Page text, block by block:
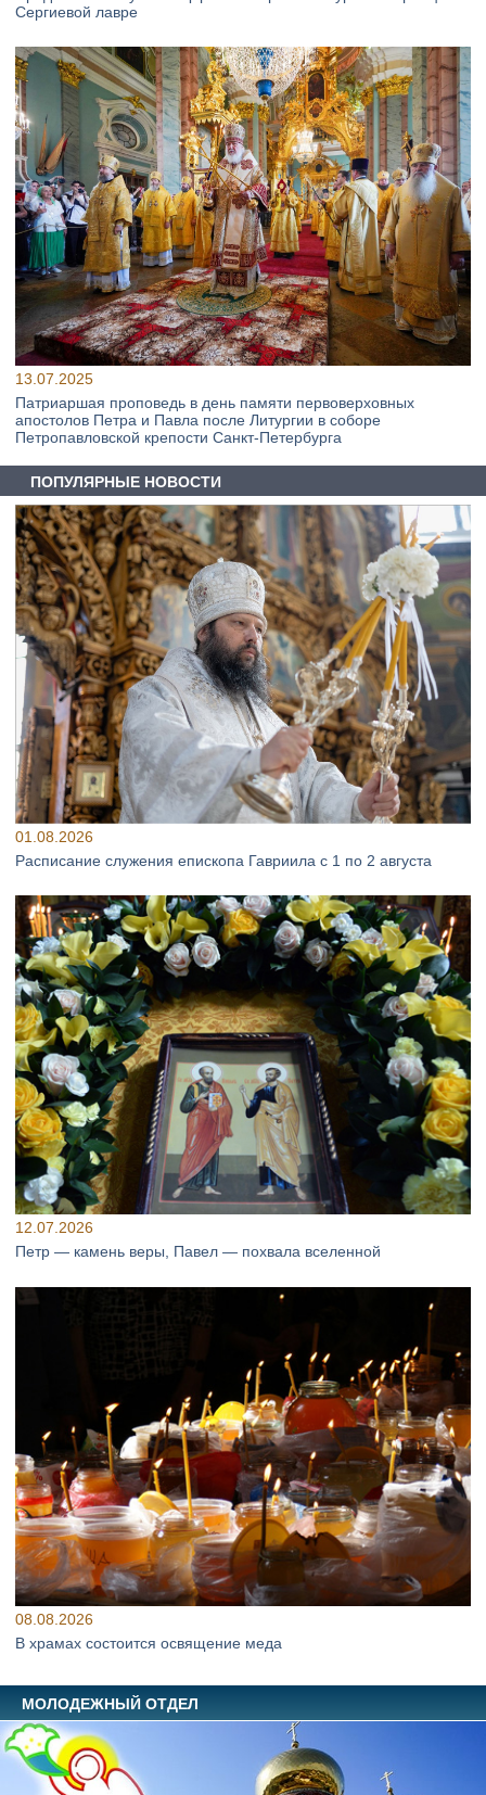
Сергиевой лавре
13.07.2025
Патриаршая проповедь в день памяти первоверховных
апостолов Петра и Павла после Литургии в соборе
Петропавловской крепости Санкт-Петербурга
ПОПУЛЯРНЫЕ НОВОСТИ
01.08.2026
Расписание служения епископа Гавриила с 1 по 2 августа
12.07.2026
Петр — камень веры, Павел — похвала вселенной
08.08.2026
В храмах состоится освящение меда
МОЛОДЕЖНЫЙ ОТДЕЛ